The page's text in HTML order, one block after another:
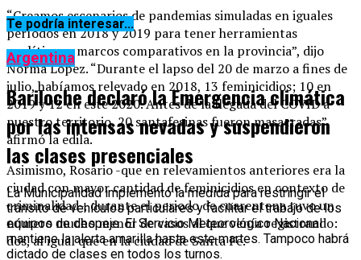
“Creamos escenarios de pandemias simuladas en iguales
períodos en 2018 y 2019 para tener herramientas
analíticas y marcos comparativos en la provincia”, dijo
Norma López. “Durante el lapso del 20 de marzo a fines de
julio, habíamos relevado en 2018, 13 feminicidios; 10 en
2019 y 12 en este 2020. Antes de la llegada del COVID a
nuestro territorio, 20 santafesinas fueron masacradas”,
afirmó la edila.
Asimismo, Rosario -que en relevamientos anteriores era la
ciudad con mayor cantidad de feminicidios en contexto de
criminalidad-, durante el periodo de cuarentena tuvo un
número mucho menor de casos al que venía registrando:
dos, al igual que en la ciudad de Santa Fe.
Te podría interesar...
Argentina
Bariloche declaró la Emergencia climática
por las intensas nevadas y suspendieron
las clases presenciales
La Municipalidad implementó la medida para restringir el
tránsito de vehículos particulares y facilitar el trabajo de los
equipos de despeje. El Servicio Meteorológico Nacional
mantiene la alerta amarilla hasta este martes. Tampoco habrá
dictado de clases en todos los turnos.